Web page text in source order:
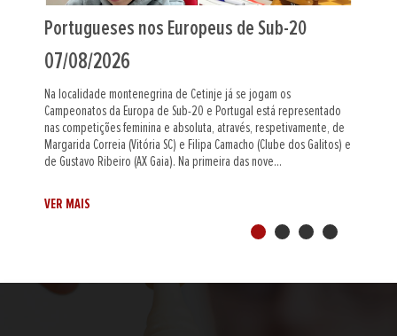
nos Europeus de Sub-20
montenegrina de Cetinje já se jogam os
da Europa de Sub-20 e Portugal está representado
feminina e absoluta, através, respetivamente, de
(Vitória SC) e Filipa Camacho (Clube dos Galitos) e
(AX Gaia). Na primeira das nove...
Indiano Al
foi o grande
circuito Portugal
supercompetitivo e